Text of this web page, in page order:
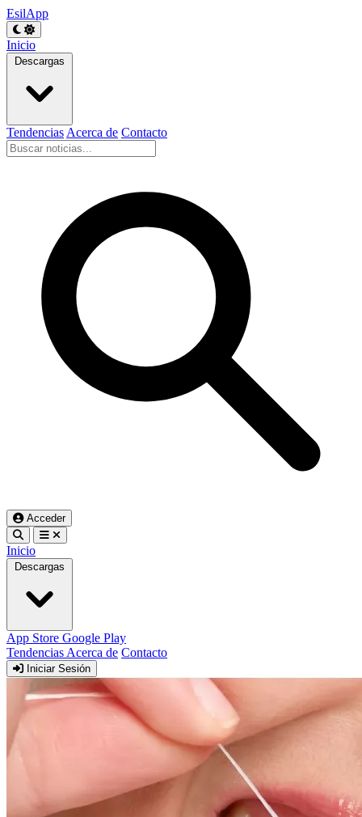
EsilApp
Inicio
Descargas
Tendencias Acerca de Contacto
Acceder
Inicio
Descargas
App Store Google Play
Tendencias Acerca de Contacto
Iniciar Sesión